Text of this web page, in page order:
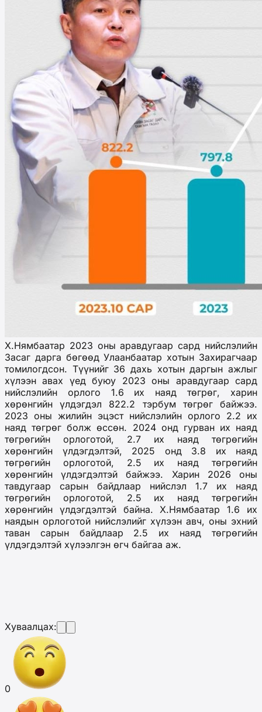
Х.Нямбаатар 2023 оны аравдугаар сард нийслэлийн
Засаг дарга бөгөөд Улаанбаатар хотын Захирагчаар
томилогдсон. Түүнийг 36 дахь хотын даргын ажлыг
хүлээн авах үед буюу 2023 оны аравдугаар сард
нийслэлийн орлого 1.6 их наяд төгрөг, харин
хөрөнгийн үлдэгдэл 822.2 тэрбум төгрөг байжээ.
2023 оны жилийн эцэст нийслэлийн орлого 2.2 их
наяд төгрөг болж өссөн. 2024 онд гурван их наяд
төгрөгийн орлоготой, 2.7 их наяд төгрөгийн
хөрөнгийн үлдэгдэлтэй, 2025 онд 3.8 их наяд
төгрөгийн орлоготой, 2.5 их наяд төгрөгийн
хөрөнгийн үлдэгдэлтэй байжээ. Харин 2026 оны
тавдугаар сарын байдлаар нийслэл 1.7 их наяд
төгрөгийн орлоготой, 2.5 их наяд төгрөгийн
хөрөнгийн үлдэгдэлтэй байна. Х.Нямбаатар 1.6 их
наядын орлоготой нийслэлийг хүлээн авч, оны эхний
таван сарын байдлаар 2.5 их наяд төгрөгийн
үлдэгдэлтэй хүлээлгэн өгч байгаа аж.
Хуваалцах:
0